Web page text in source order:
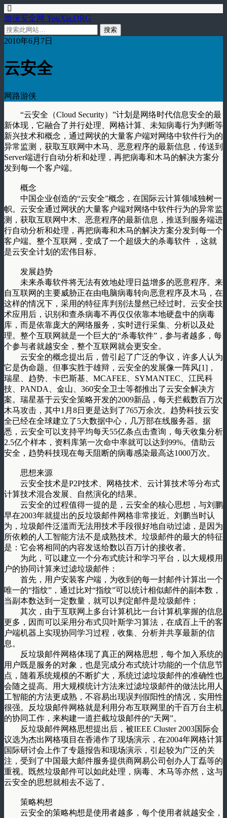
游侠安全网 YouXia.ORG
2010年6月7日
云安全
网路游侠
“云安全（Cloud Security）”计划是网络时代信息安全的最
新体现，它融合了并行处理、网格计算、未知病毒行为判断等
新兴技术和概念，通过网状的大量客户端对网络中软件行为的
异常监测，获取互联网中木马、恶意程序的最新信息，传送到
Server端进行自动分析和处理，再把病毒和木马的解决方案分
发到每一个客户端。
概念
中国企业创造的“云安全”概念，在国际云计算领域独树一
帜。云安全通过网状的大量客户端对网络中软件行为的异常监
测，获取互联网中木、恶意程序的最新信息，推送到服务端进
行自动分析和处理，再把病毒和木马的解决方案分发到每一个
客户端。整个互联网，变成了一个超级大的杀毒软件 ，这就
是云安全计划的宏伟目标。
发展趋势
未来杀毒软件将无法有效地处理日益增多的恶意程序。来
自互联网的主要威胁正在由电脑病毒转向恶意程序及木马，在
这样的情况下，采用的特征库判别法显然已经过时。云安全技
术应用后，识别和查杀病毒不再仅仅依靠本地硬盘中的病毒
库，而是依靠庞大的网络服务，实时进行采集、分析以及处
理。整个互联网就是一个巨大的“杀毒软件”，参与者越多，每
个参与者就越安全，整个互联网就会更安全。
云安全的概念提出后，曾引起了广泛的争议，许多人认为
它是伪命题。但事实胜于雄辩，云安全的发展像一阵风[1]，
瑞星、趋势、卡巴斯基、MCAFEE、SYMANTEC、江民科
技、PANDA、金山、360安全卫士等都推出了云安全解决方
案。瑞星基于云安全策略开发的2009新品，每天拦截数百万次
木马攻击，其中1月8日更是达到了765万余次。趋势科技云安
全已经在全球建立了5大数据中心，几万部在线服务器。据
悉，云安全可以支持平均每天55亿条点击查询，每天收集分析
2.5亿个样本，资料库第一次命中率就可以达到99%。借助云
安全，趋势科技现在每天阻断的病毒感染最高达1000万次。
思想来源
云安全技术是P2P技术、网格技术、云计算技术等分布式
计算技术混合发展、自然演化的结果。
云安全的过程值得一提的是，云安全的核心思想，与刘鹏
早在2003年就提出的反垃圾邮件网格非常接近。刘鹏当时认
为，垃圾邮件泛滥而无法用技术手段很好地自动过滤，是因为
所依赖的人工智能方法不是成熟技术。垃圾邮件的最大的特征
是：它会将相同的内容发送给数以百万计的接收者。
为此，可以建立一个分布式统计和学习平台，以大规模用
户的协同计算来过滤垃圾邮件：
首先，用户安装客户端，为收到的每一封邮件计算出一个
唯一的“指纹”，通过比对“指纹”可以统计相似邮件的副本数，
当副本数达到一定数量，就可以判定邮件是垃圾邮件；
其次，由于互联网上多台计算机比一台计算机掌握的信息
更多，因而可以采用分布式贝叶斯学习算法，在成百上千的客
户端机器上实现协同学习过程，收集、分析并共享最新的信
息。
反垃圾邮件网格体现了真正的网格思想，每个加入系统的
用户既是服务的对象，也是完成分布式统计功能的一个信息节
点，随着系统规模的不断扩大，系统过滤垃圾邮件的准确性也
会随之提高。用大规模统计方法来过滤垃圾邮件的做法比用人
工智能的方法更成熟，不容易出现误判假阳性的情况，实用性
很强。反垃圾邮件网格就是利用分布互联网里的千百万台主机
的协同工作，来构建一道拦截垃圾邮件的“天网”。
反垃圾邮件网格思想提出后，被IEEE Cluster 2003国际会
议选为杰出网格项目在香港作了现场演示，在2004年网格计算
国际研讨会上作了专题报告和现场演示，引起较为广泛的关
注，受到了中国最大邮件服务提供商网易公司创办人丁磊等的
重视。既然垃圾邮件可以如此处理，病毒、木马等亦然，这与
云安全的思想就相去不远了。
策略构想
云安全的策略构想是使用者越多，每个使用者就越安全，